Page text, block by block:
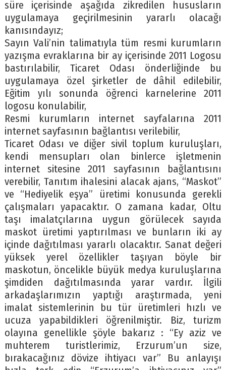
süre içerisinde aşağıda zikredilen hususların
uygulamaya geçirilmesinin yararlı olacağı
kanısındayız;
Sayın Vali’nin talimatıyla tüm resmi kurumların
yazışma evraklarına bir ay içerisinde 2011 Logosu
bastırılabilir, Ticaret Odası önderliğinde bu
uygulamaya özel şirketler de dâhil edilebilir,
Eğitim yılı sonunda öğrenci karnelerine 2011
logosu konulabilir,
Resmi kurumların internet sayfalarına 2011
internet sayfasının bağlantısı verilebilir,
Ticaret Odası ve diğer sivil toplum kuruluşları,
kendi mensupları olan binlerce işletmenin
internet sitesine 2011 sayfasının bağlantısını
verebilir, Tanıtım ihalesini alacak ajans, “Maskot”
ve “Hediyelik eşya” üretimi konusunda gerekli
çalışmaları yapacaktır. O zamana kadar, Oltu
taşı imalatçılarına uygun görülecek sayıda
maskot üretimi yaptırılması ve bunların iki ay
içinde dağıtılması yararlı olacaktır. Sanat değeri
yüksek yerel özellikler taşıyan böyle bir
maskotun, öncelikle büyük medya kuruluşlarına
şimdiden dağıtılmasında yarar vardır. İlgili
arkadaşlarımızın yaptığı araştırmada, yeni
imalat sistemlerinin bu tür üretimleri hızlı ve
ucuza yapabildikleri öğrenilmiştir. Biz, turizm
olayına genellikle şöyle bakarız : “Ey aziz ve
muhterem turistlerimiz, Erzurum’un size,
bırakacağınız dövize ihtiyacı var” Bu anlayışı